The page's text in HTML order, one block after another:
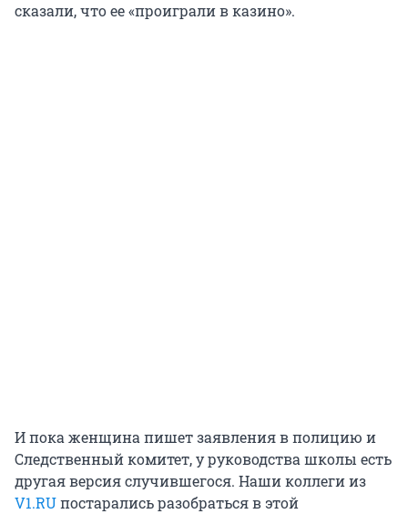
сказали, что ее «проиграли в казино».
И пока женщина пишет заявления в полицию и
Следственный комитет, у руководства школы есть
другая версия случившегося. Наши коллеги из
V1.RUпостарались разобраться в этой